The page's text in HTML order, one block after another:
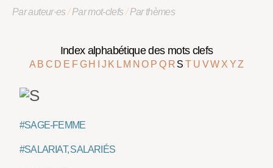
Par auteur·es/Par mot-clefs/Par thèmes
Index alphabétique des mots clefs
A B C D E F G H J K L M NO P Q R ST U VW X YZ
#SAGE-FEMME
#SALARIAT, SALARIÉS